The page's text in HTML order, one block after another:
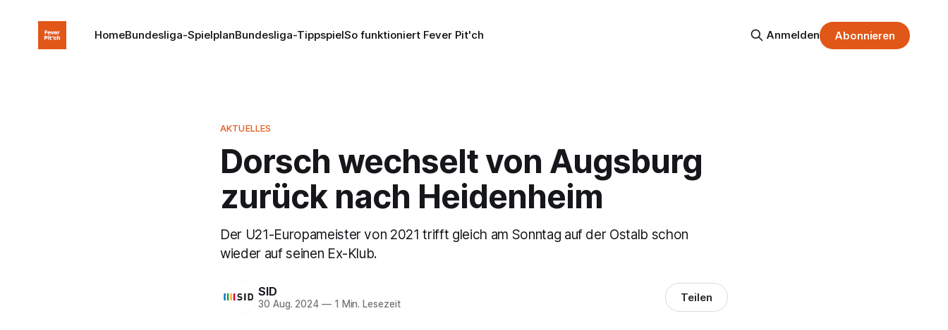
HomeBundesliga-SpielplanBundesliga-TippspielSo funktioniert Fever Pit'ch Anmelden Abonnieren
AKTUELLES
Dorsch wechselt von Augsburg
zurück nach Heidenheim
Der U21-Europameister von 2021 trifft gleich am Sonntag auf der Ostalb schon
wieder auf seinen Ex-Klub.
SID
30 Aug. 2024 —1 Min. Lesezeit Teilen